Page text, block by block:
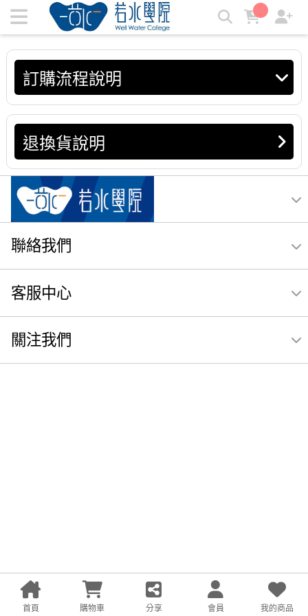
訂購流程說明 | 若水學院
訂購流程說明
退換貨說明
聯絡我們
客服中心
關注我們
首頁 購物車 分享 會員 我的商品